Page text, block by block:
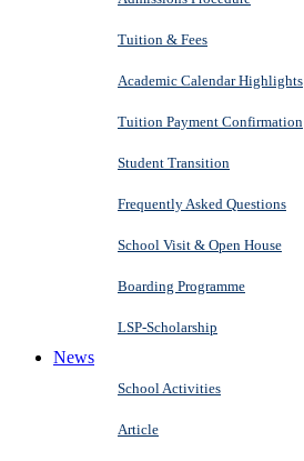
Tuition & Fees
Academic Calendar Highlights
Tuition Payment Confirmation
Student Transition
Frequently Asked Questions
School Visit & Open House
Boarding Programme
LSP-Scholarship
News
School Activities
Article